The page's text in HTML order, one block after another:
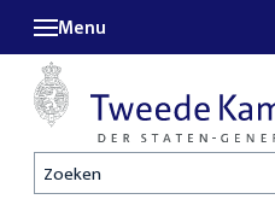
Zoeken
Menu